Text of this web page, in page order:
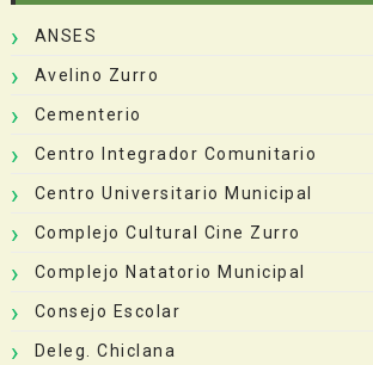
ANSES
Avelino Zurro
Cementerio
Centro Integrador Comunitario
Centro Universitario Municipal
Complejo Cultural Cine Zurro
Complejo Natatorio Municipal
Consejo Escolar
Deleg. Chiclana